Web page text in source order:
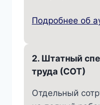
Подробнее об
2. Штатный
труда (СОТ)
Отдельный